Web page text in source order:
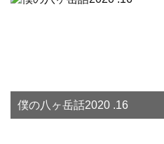
僕の八ヶ岳話2020 .16